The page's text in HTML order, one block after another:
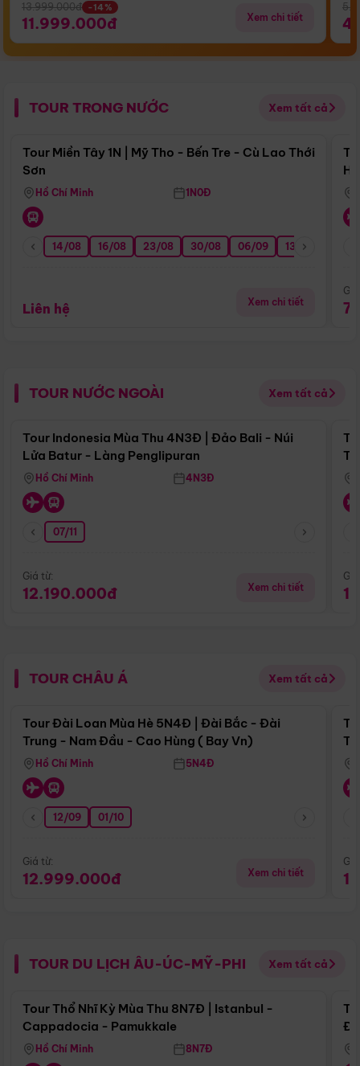
13.999.000đ -14%
11.999.000đ Xem chi tiết
TOUR TRONG NƯỚC Xem tất cả
Điểm nổi bật
Tour Miền Tây 1N | Mỹ Tho - Bến Tre - Cù Lao Thới
Sơn
Hồ Chí Minh 1N0Đ
14/08 16/08 23/08 30/08 06/09 13/09
Liên hệ Xem chi tiết
TOUR NƯỚC NGOÀI Xem tất cả
Điểm nổi bật
Tour Indonesia Mùa Thu 4N3Đ | Đảo Bali - Núi
Lửa Batur - Làng Penglipuran
Hồ Chí Minh 4N3Đ
07/11
Giá từ:
12.190.000đ Xem chi tiết
TOUR CHÂU Á Xem tất cả
Điểm nổi bật
Tour Đài Loan Mùa Hè 5N4Đ | Đài Bắc - Đài
Trung - Nam Đầu - Cao Hùng ( Bay Vn)
Hồ Chí Minh 5N4Đ
12/09 01/10
Giá từ:
12.999.000đ Xem chi tiết
TOUR DU LỊCH ÂU-ÚC-MỸ-PHI Xem tất cả
Điểm nổi bật
Tour Thổ Nhĩ Kỳ Mùa Thu 8N7Đ | Istanbul -
Cappadocia - Pamukkale
Hồ Chí Minh 8N7Đ